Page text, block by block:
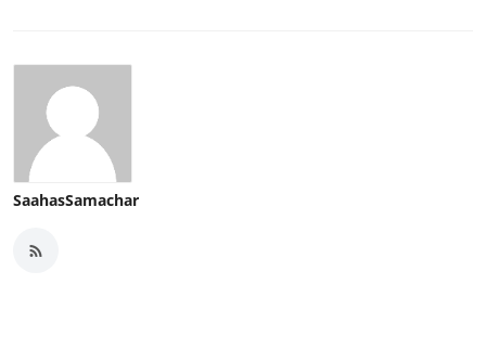
SaahasSamachar